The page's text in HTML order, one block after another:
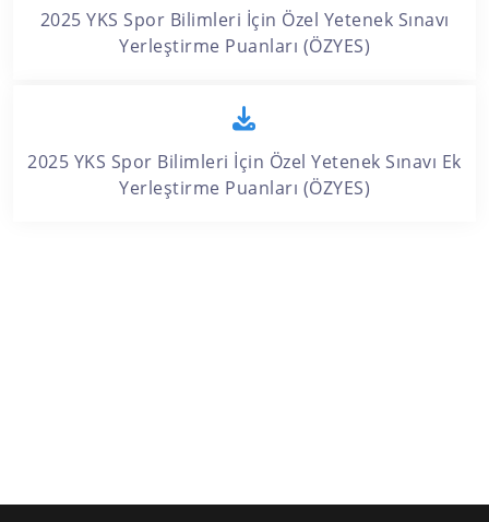
2025 YKS Spor Bilimleri İçin Özel Yetenek Sınavı
Yerleştirme Puanları (ÖZYES)
2025 YKS Spor Bilimleri İçin Özel Yetenek Sınavı Ek
Yerleştirme Puanları (ÖZYES)